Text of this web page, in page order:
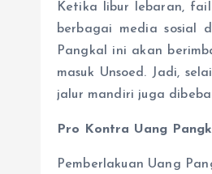
Ketika libur lebaran, fail
berbagai media sosial
Pangkal ini akan
masuk Unsoed. Jadi,
jalur mandiri juga
Pro Kontra Uang
Pemberlakuan Uang